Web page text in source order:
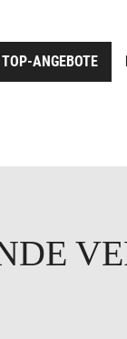
TOP-ANGEBOTE